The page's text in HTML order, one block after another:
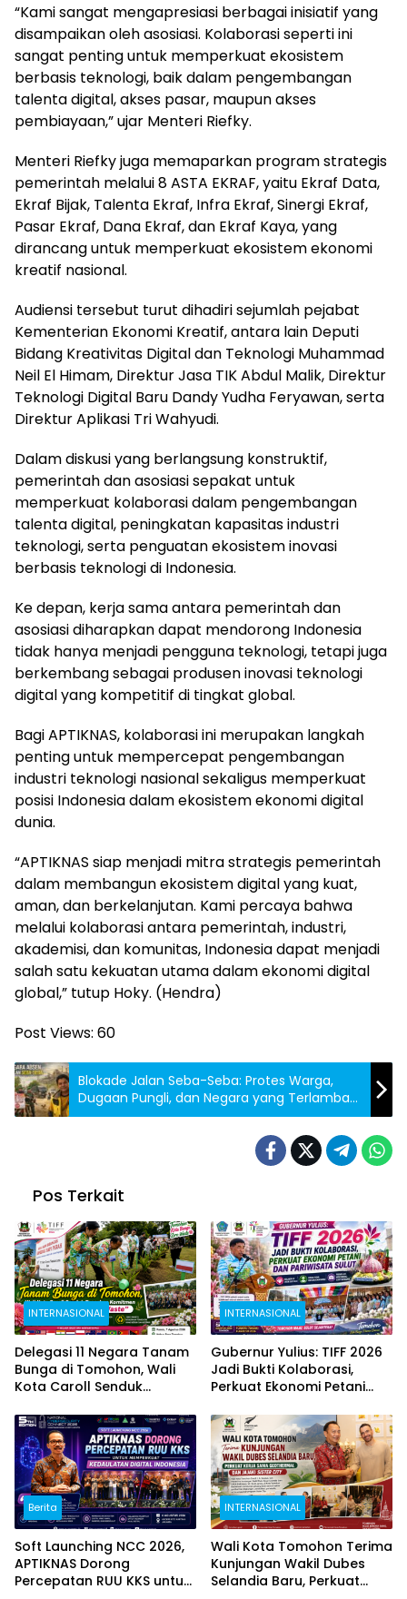
“Kami sangat mengapresiasi berbagai inisiatif yang
disampaikan oleh asosiasi. Kolaborasi seperti ini
sangat penting untuk memperkuat ekosistem
berbasis teknologi, baik dalam pengembangan
talenta digital, akses pasar, maupun akses
pembiayaan,” ujar Menteri Riefky.
Menteri Riefky juga memaparkan program strategis
pemerintah melalui 8 ASTA EKRAF, yaitu Ekraf Data,
Ekraf Bijak, Talenta Ekraf, Infra Ekraf, Sinergi Ekraf,
Pasar Ekraf, Dana Ekraf, dan Ekraf Kaya, yang
dirancang untuk memperkuat ekosistem ekonomi
kreatif nasional.
Audiensi tersebut turut dihadiri sejumlah pejabat
Kementerian Ekonomi Kreatif, antara lain Deputi
Bidang Kreativitas Digital dan Teknologi Muhammad
Neil El Himam, Direktur Jasa TIK Abdul Malik, Direktur
Teknologi Digital Baru Dandy Yudha Feryawan, serta
Direktur Aplikasi Tri Wahyudi.
Dalam diskusi yang berlangsung konstruktif,
pemerintah dan asosiasi sepakat untuk
memperkuat kolaborasi dalam pengembangan
talenta digital, peningkatan kapasitas industri
teknologi, serta penguatan ekosistem inovasi
berbasis teknologi di Indonesia.
Ke depan, kerja sama antara pemerintah dan
asosiasi diharapkan dapat mendorong Indonesia
tidak hanya menjadi pengguna teknologi, tetapi juga
berkembang sebagai produsen inovasi teknologi
digital yang kompetitif di tingkat global.
Bagi APTIKNAS, kolaborasi ini merupakan langkah
penting untuk mempercepat pengembangan
industri teknologi nasional sekaligus memperkuat
posisi Indonesia dalam ekosistem ekonomi digital
dunia.
“APTIKNAS siap menjadi mitra strategis pemerintah
dalam membangun ekosistem digital yang kuat,
aman, dan berkelanjutan. Kami percaya bahwa
melalui kolaborasi antara pemerintah, industri,
akademisi, dan komunitas, Indonesia dapat menjadi
salah satu kekuatan utama dalam ekonomi digital
global,” tutup Hoky. (Hendra)
Post Views: 60
Blokade Jalan Seba-Seba: Protes Warga,
Dugaan Pungli, dan Negara yang Terlambat
Hadir
Pos Terkait
INTERNASIONAL
Delegasi 11 Negara Tanam
Bunga di Tomohon, Wali
Kota Caroll Senduk
Bunga, Zero Waste”
INTERNASIONAL
Gubernur Yulius: TIFF 2026
Jadi Bukti Kolaborasi,
Perkuat Ekonomi Petani
Berita
Soft Launching NCC 2026,
APTIKNAS Dorong
Percepatan RUU KKS untuk
INTERNASIONAL
Wali Kota Tomohon Terima
Kunjungan Wakil Dubes
Selandia Baru, Perkuat